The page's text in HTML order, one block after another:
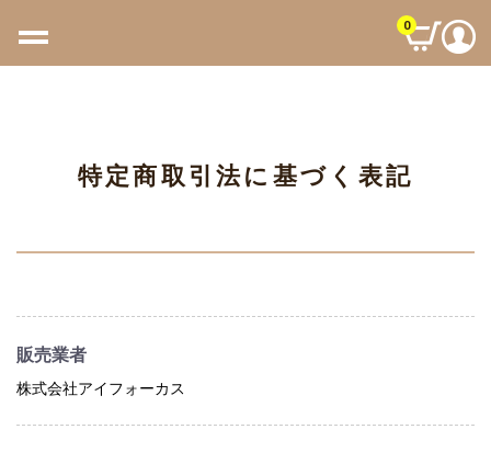
0
特定商取引法に基づく表記
販売業者
株式会社アイフォーカス